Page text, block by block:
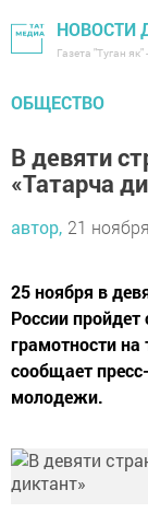
НОВОСТИ
Газета "Туган
ОБЩЕСТВО
В девяти
«Татарча
автор, 21
25 ноября в
России
грамотности на
сообщает
молодежи.